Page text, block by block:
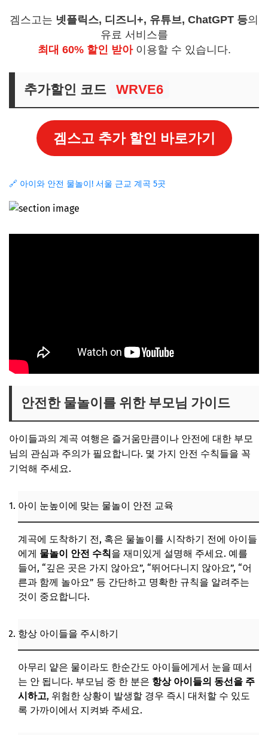
겜스고는 넷플릭스, 디즈니+, 유튜브, ChatGPT 등의
유료 서비스를
최대 60% 할인 받아이용할 수 있습니다.
추가할인 코드 WRVE6
겜스고 추가 할인 바로가기
🔗 아이와 안전 물놀이! 서울 근교 계곡 5곳
안전한 물놀이를 위한 부모님 가이드
아이들과의 계곡 여행은 즐거움만큼이나 안전에 대한 부모
님의 관심과 주의가 필요합니다. 몇 가지 안전 수칙들을 꼭
기억해 주세요.
아이 눈높이에 맞는 물놀이 안전 교육
계곡에 도착하기 전, 혹은 물놀이를 시작하기 전에 아이들
에게 물놀이 안전 수칙을 재미있게 설명해 주세요. 예를
들어, “깊은 곳은 가지 않아요”, “뛰어다니지 않아요”, “어
른과 함께 놀아요” 등 간단하고 명확한 규칙을 알려주는
것이 중요합니다.
항상 아이들을 주시하기
아무리 얕은 물이라도 한순간도 아이들에게서 눈을 떼서
는 안 됩니다. 부모님 중 한 분은 항상 아이들의 동선을 주
시하고, 위험한 상황이 발생할 경우 즉시 대처할 수 있도
록 가까이에서 지켜봐 주세요.